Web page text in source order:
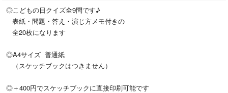
◎こどもの日クイズ全9問です♪
表紙・問題・答え・演じ方メモ付きの
全20枚になります
◎A4サイズ 普通紙
（スケッチブックはつきません）
◎＋400円でスケッチブックに直接印刷可能です